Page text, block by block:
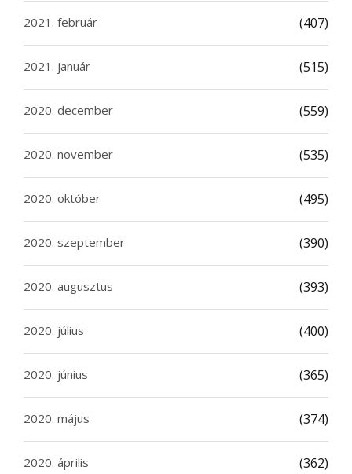
2021. február (407)
2021. január (515)
2020. december (559)
2020. november (535)
2020. október (495)
2020. szeptember (390)
2020. augusztus (393)
2020. július (400)
2020. június (365)
2020. május (374)
2020. április (362)